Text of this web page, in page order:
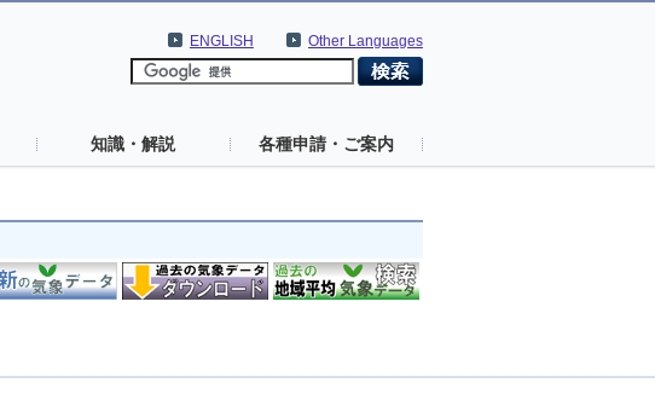
Other Languages
ENGLISH
知識・解説 各種申請・ご案内